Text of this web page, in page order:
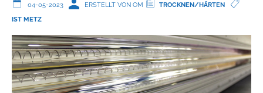
04-05-2023 ERSTELLT VON OM
TROCKNEN/HÄRTEN
IST METZ